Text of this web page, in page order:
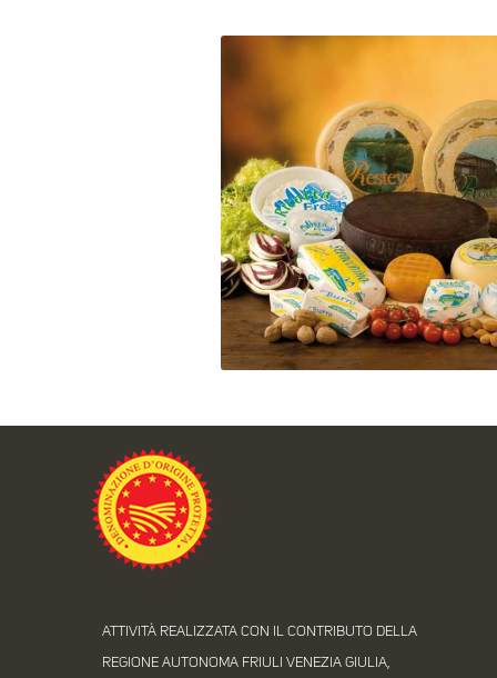
ATTIVITÀ REALIZZATA CON IL CONTRIBUTO DELLA
REGIONE AUTONOMA FRIULI VENEZIA GIULIA,